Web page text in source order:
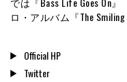
ロ・アルバム『The
Official HP
Twitter